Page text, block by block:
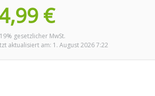
€
gesetzlicher MwSt.
aktualisiert am: 1. August 2026 7:22